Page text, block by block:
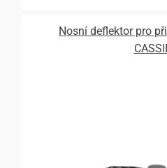
Nosní deflektor pro